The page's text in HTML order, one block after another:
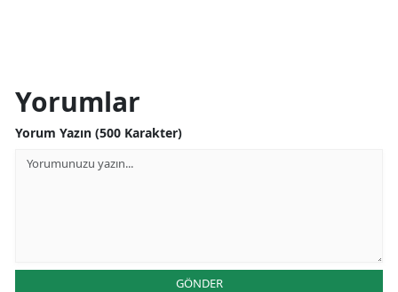
Yorumlar
Yorum Yazın (500 Karakter)
GÖNDER